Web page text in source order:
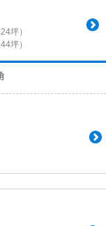
坪）
坪）